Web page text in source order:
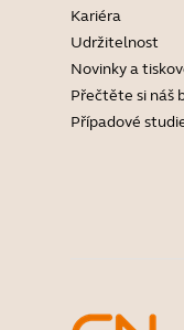
Kariéra
Udržitelnost
Novinky a
Přečtěte si náš
Případové